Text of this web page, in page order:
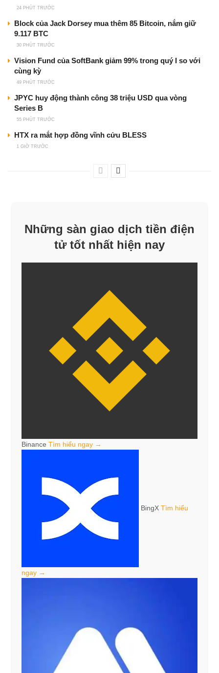
24 PHÚT TRƯỚC
Block của Jack Dorsey mua thêm 85 Bitcoin, nắm giữ
9.117 BTC
30 PHÚT TRƯỚC
Vision Fund của SoftBank giảm 99% trong quý I so với
cùng kỳ
49 PHÚT TRƯỚC
JPYC huy động thành công 38 triệu USD qua vòng
Series B
55 PHÚT TRƯỚC
HTX ra mắt hợp đồng vĩnh cửu BLESS
1 GIỜ TRƯỚC
Những sàn giao dịch tiền điện
tử tốt nhất hiện nay
Binance Tìm hiểu ngay →
BingX Tìm hiểu
ngay →